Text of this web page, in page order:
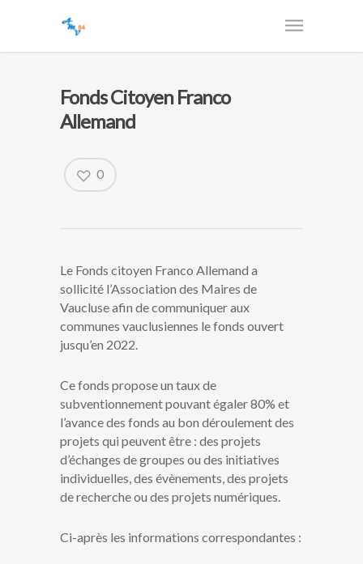
Fonds Citoyen Franco
Allemand
0
Le Fonds citoyen Franco Allemand a
sollicité l’Association des Maires de
Vaucluse afin de communiquer aux
communes vauclusiennes le fonds ouvert
jusqu’en 2022.
Ce fonds propose un taux de
subventionnement pouvant égaler 80% et
l’avance des fonds au bon déroulement des
projets qui peuvent être : des projets
d’échanges de groupes ou des initiatives
individuelles, des évènements, des projets
de recherche ou des projets numériques.
Ci-après les informations correspondantes :